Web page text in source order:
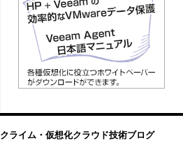
クライム・仮想化クラウド技術ブログ